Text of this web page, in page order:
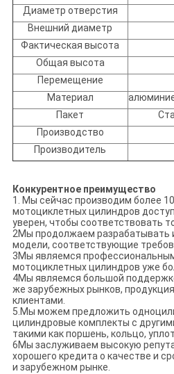
Диаметр отверстия
Внешний диаметр
Фактическая высота
Общая высота
Перемещение
Материал
Пакет
Производство
Производитель
Конкурентное преимущество
1. Мы сейчас производим более
мотоциклетных цилиндров
уверен, чтобы соответствовать
2Мы продолжаем разрабатывать
модели, соответствующие
3Мы являемся
мотоциклетных цилиндров уже
4Мы являемся большой
же зарубежных рынков,
клиентами.
5.Мы можем предложить
цилиндровые комплекты с
такими как поршень, кольцо,
6Мы заслуживаем высокую
хорошего кредита о качестве и
и зарубежном рынке.